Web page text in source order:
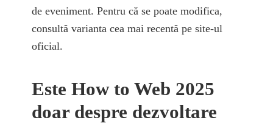
de eveniment. Pentru că se poate modifica,
consultă varianta cea mai recentă pe site-ul
oficial.
Este How to Web 2025
doar despre dezvoltare